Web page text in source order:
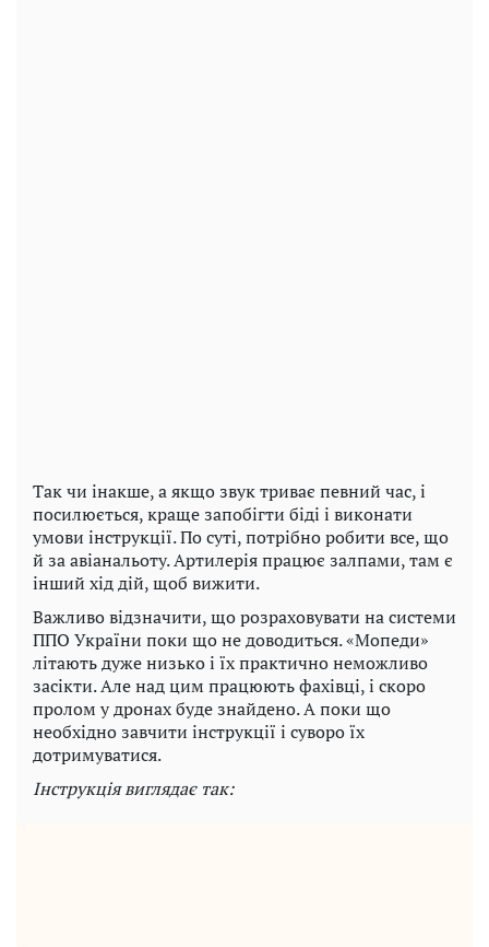
Так чи інакше, а якщо звук триває певний час, і
посилюється, краще запобігти біді і виконати
умови інструкції. По суті, потрібно робити все, що
й за авіанальоту. Артилерія працює залпами, там є
інший хід дій, щоб вижити.
Важливо відзначити, що розраховувати на системи
ППО України поки що не доводиться. «Мопеди»
літають дуже низько і їх практично неможливо
засікти. Але над цим працюють фахівці, і скоро
пролом у дронах буде знайдено. А поки що
необхідно завчити інструкції і суворо їх
дотримуватися.
Інструкція виглядає так: